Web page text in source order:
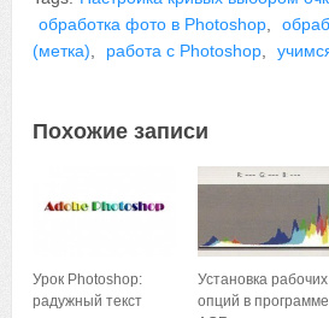
обработка фото в Photoshop,
(метка), работа с Photoshop,
Похожие записи
Урок Photoshop:
радужный текст
Установка рабочих
опций в программе